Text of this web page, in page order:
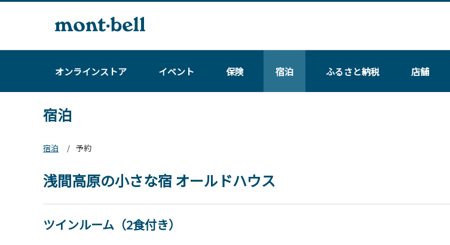
オンラインストア イベント 保険 宿泊 ふるさと納税 店舗
宿泊
宿泊
予約
浅間高原の小さな宿 オールドハウス
ツインルーム（2食付き）